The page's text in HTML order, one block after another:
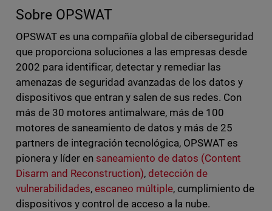
Sobre OPSWAT
OPSWAT es una compañía global de ciberseguridad
que proporciona soluciones a las empresas desde
2002 para identificar, detectar y remediar las
amenazas de seguridad avanzadas de los datos y
dispositivos que entran y salen de sus redes. Con
más de 30 motores antimalware, más de 100
motores de saneamiento de datos y más de 25
partners de integración tecnológica, OPSWAT es
pionera y líder en saneamiento de datos (Content
Disarm and Reconstruction), detección de
vulnerabilidades, escaneo múltiple, cumplimiento de
dispositivos y control de acceso a la nube.